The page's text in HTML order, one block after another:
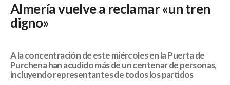
Almería vuelve a reclamar «un tren
digno»
A la concentración de este miércoles en la Puerta de
Purchena han acudido más de un centenar de personas,
incluyendo representantes de todos los partidos